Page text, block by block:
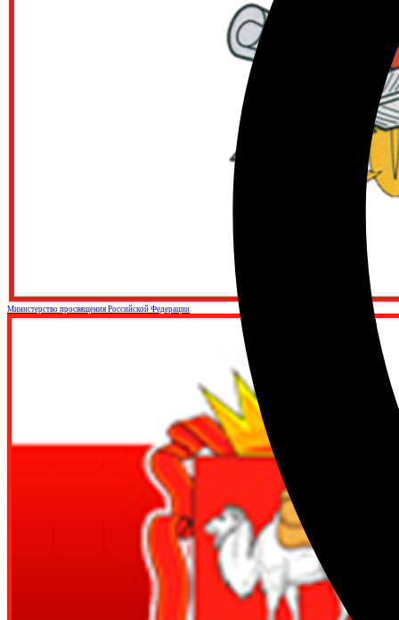
Министерство просвящения Российской Федерации